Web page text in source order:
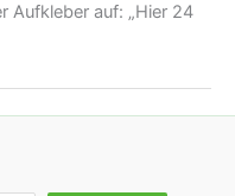
Aufkleber auf: „Hier 24